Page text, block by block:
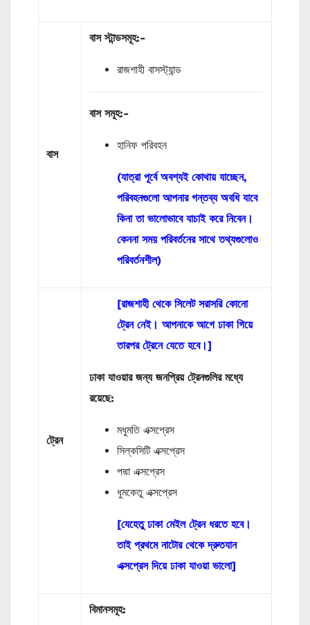
বাস
বাস স্টান্ডসমূহ:-
রাজশাহী বাসস্ট্যান্ড
বাস সমূহ:-
হানিফ পরিবহন
(যাত্রা পূর্বে অবশ্যই কোথায় যাচ্ছেন,
পরিবহনগুলো আপনার গন্তব্য অবধি যাবে
কিনা তা ভালোভাবে যাচাই করে নিবেন।
কেননা সময় পরিবর্তনের সাথে তথ্যগুলোও
পরিবর্তনশীল)
ট্রেন
[রাজশাহী থেকে সিলেট সরাসরি কোনো
ট্রেন নেই। আপনাকে আগে ঢাকা গিয়ে
তারপর ট্রেনে যেতে হবে।]
ঢাকা যাওয়ার জন্য জনপ্রিয় ট্রেনগুলির মধ্যে
রয়েছে:
মধুমতি এক্সপ্রেস
সিল্কসিটি এক্সপ্রেস
পদ্মা এক্সপ্রেস
ধুমকেতু এক্সপ্রেস
[যেহেতু ঢাকা মেইল ট্রেন ধরতে হবে।
তাই প্রথমে নাটোর থেকে দ্রুতযান
এক্সপ্রেস দিয়ে ঢাকা যাওয়া ভালো]
বিমানসমূহ: